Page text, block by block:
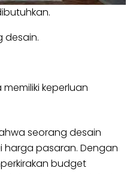
desain.
keperluan
seorang desain
harga pasaran. Dengan
budget